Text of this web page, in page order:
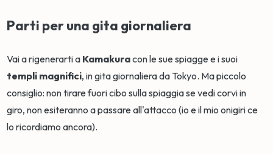
Parti per una gita giornaliera
Vai a rigenerarti a Kamakuracon le sue spiagge e i suoi
templi magnifici, in gita giornaliera da Tokyo. Ma piccolo
consiglio: non tirare fuori cibo sulla spiaggia se vedi corvi in
giro, non esiteranno a passare all'attacco (io e il mio onigiri ce
lo ricordiamo ancora).